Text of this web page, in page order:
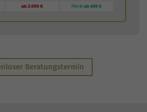
Beratungstermin